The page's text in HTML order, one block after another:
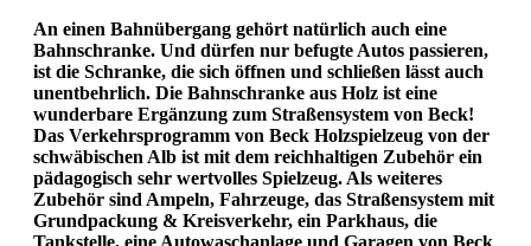
An einen Bahnübergang gehört natürlich auch eine
Bahnschranke. Und dürfen nur befugte Autos passieren,
ist die Schranke, die sich öffnen und schließen lässt auch
unentbehrlich. Die Bahnschranke aus Holz ist eine
wunderbare Ergänzung zum Straßensystem von Beck!
Das Verkehrsprogramm von Beck Holzspielzeug von der
schwäbischen Alb ist mit dem reichhaltigen Zubehör ein
pädagogisch sehr wertvolles Spielzeug. Als weiteres
Zubehör sind Ampeln, Fahrzeuge, das Straßensystem mit
Grundpackung & Kreisverkehr, ein Parkhaus, die
Tankstelle, eine Autowaschanlage und Garagen von Beck